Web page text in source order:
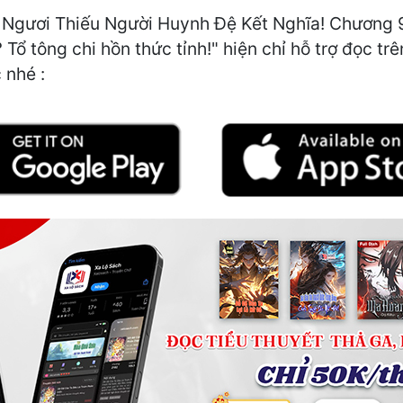
Thiếu Người Huynh Đệ Kết Nghĩa!
tông chi hồn thức tỉnh!" hiện chỉ hỗ trợ đọc
: